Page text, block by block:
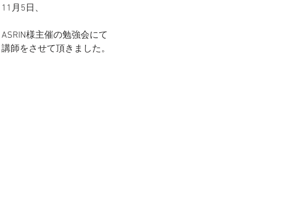
かぽかヨガ部 ビーチヨガ
11月5日、
ASRIN様主催の勉強会にて
講師をさせて頂きました。